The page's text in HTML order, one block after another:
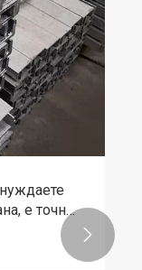
е точно
